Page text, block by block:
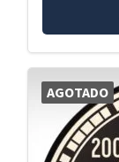
AGOTADO